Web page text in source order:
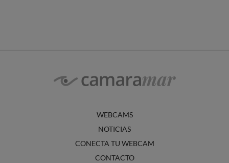
WEBCAMS
NOTICIAS
CONECTA TU WEBCAM
CONTACTO